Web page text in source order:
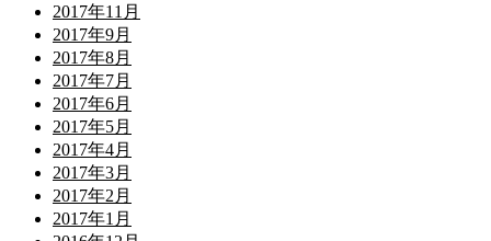
2017年11月
2017年9月
2017年8月
2017年7月
2017年6月
2017年5月
2017年4月
2017年3月
2017年2月
2017年1月